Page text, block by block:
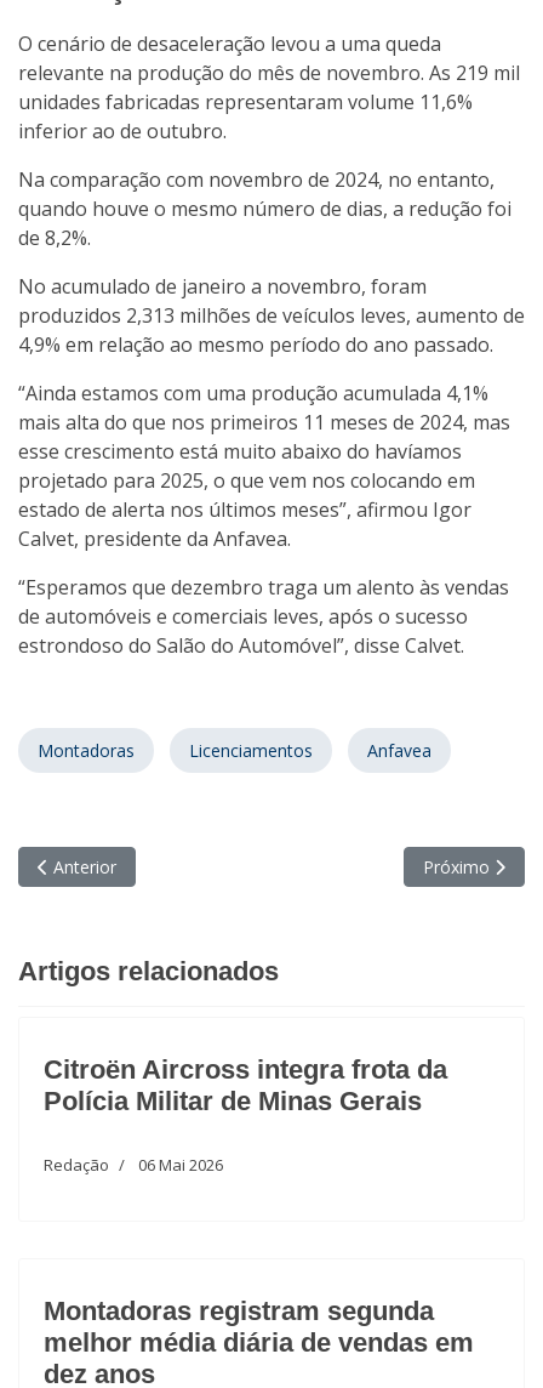
O cenário de desaceleração levou a uma queda
relevante na produção do mês de novembro. As 219 mil
unidades fabricadas representaram volume 11,6%
inferior ao de outubro.
Na comparação com novembro de 2024, no entanto,
quando houve o mesmo número de dias, a redução foi
de 8,2%.
No acumulado de janeiro a novembro, foram
produzidos 2,313 milhões de veículos leves, aumento de
4,9% em relação ao mesmo período do ano passado.
“Ainda estamos com uma produção acumulada 4,1%
mais alta do que nos primeiros 11 meses de 2024, mas
esse crescimento está muito abaixo do havíamos
projetado para 2025, o que vem nos colocando em
estado de alerta nos últimos meses”, afirmou Igor
Calvet, presidente da Anfavea.
“Esperamos que dezembro traga um alento às vendas
de automóveis e comerciais leves, após o sucesso
estrondoso do Salão do Automóvel”, disse Calvet.
Montadoras Licenciamentos Anfavea
Artigo anterior: "Nosso foco é produtividade com retorno
Anterior Próximo
Próximo
Artigos relacionados
Citroën Aircross integra frota da
Polícia Militar de Minas Gerais
Redação 06 Mai 2026
Montadoras registram segunda
melhor média diária de vendas em
dez anos